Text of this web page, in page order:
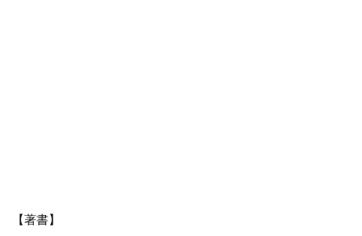
【著書】